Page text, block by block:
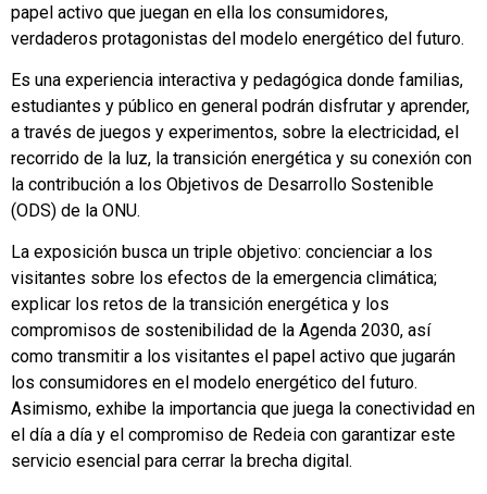
papel activo que juegan en ella los consumidores,
verdaderos protagonistas del modelo energético del futuro.
Es una experiencia interactiva y pedagógica donde familias,
estudiantes y público en general podrán disfrutar y aprender,
a través de juegos y experimentos, sobre la electricidad, el
recorrido de la luz, la transición energética y su conexión con
la contribución a los Objetivos de Desarrollo Sostenible
(ODS) de la ONU.
La exposición busca un triple objetivo: concienciar a los
visitantes sobre los efectos de la emergencia climática;
explicar los retos de la transición energética y los
compromisos de sostenibilidad de la Agenda 2030, así
como transmitir a los visitantes el papel activo que jugarán
los consumidores en el modelo energético del futuro.
Asimismo, exhibe la importancia que juega la conectividad en
el día a día y el compromiso de Redeia con garantizar este
servicio esencial para cerrar la brecha digital.